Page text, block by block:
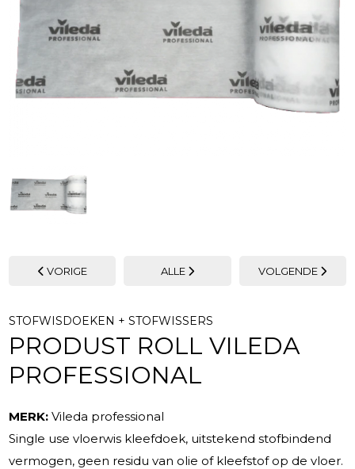
VORIGE ALLE VOLGENDE
STOFWISDOEKEN + STOFWISSERS
PRODUST ROLL VILEDA
PROFESSIONAL
MERK: Vileda professional
Single use vloerwis kleefdoek, uitstekend stofbindend
vermogen, geen residu van olie of kleefstof op de vloer.